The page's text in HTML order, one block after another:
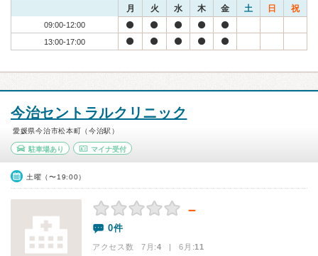
月 火 水 木 金 土 日 祝
09:00-12:00
13:00-17:00
今治セントラルクリニック
愛媛県今治市松本町（今治駅）
駐車場あり マイナ受付
土曜（〜19:00）
－
0件
アクセス数 7月:4 | 6月:11